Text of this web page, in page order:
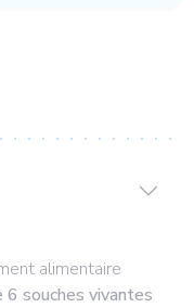
alimentaire
6 souches vivantes